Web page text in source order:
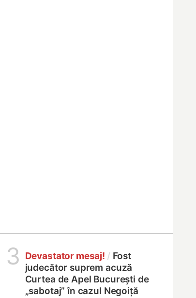
3 Devastator mesaj! / Fost
judecător suprem acuză
Curtea de Apel București de
„sabotaj” în cazul Negoiță